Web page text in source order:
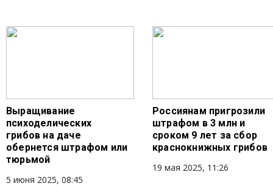
Выращивание
психоделических
грибов на даче
обернется штрафом или
тюрьмой
5 июня 2025, 08:45
Россиянам пригрозили
штрафом в 3 млн и
сроком 9 лет за сбор
краснокнижных грибов
19 мая 2025, 11:26